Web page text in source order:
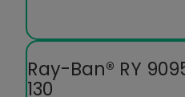
Ray-Ban® RY
130